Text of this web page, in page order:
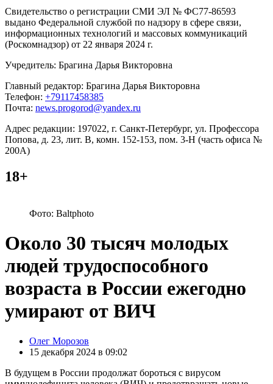
Свидетельство о регистрации СМИ ЭЛ № ФС77-86593
выдано Федеральной службой по надзору в сфере связи,
информационных технологий и массовых коммуникаций
(Роскомнадзор) от 22 января 2024 г.
Учредитель: Брагина Дарья Викторовна
Главный редактор: Брагина Дарья Викторовна
Телефон: +79117458385
Почта: news.progorod@yandex.ru
Адрес редакции: 197022, г. Санкт-Петербург, ул. Профессора
Попова, д. 23, лит. В, комн. 152-153, пом. 3-Н (часть офиса №
200А)
18+
Фото: Baltphoto
Около 30 тысяч молодых
людей трудоспособного
возраста в России ежегодно
умирают от ВИЧ
Posted
by
Олег Морозов
15 декабря 2024 в 09:02
В будущем в России продолжат бороться с вирусом